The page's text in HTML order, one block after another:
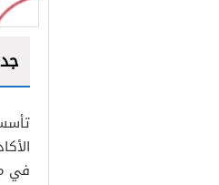
2
في